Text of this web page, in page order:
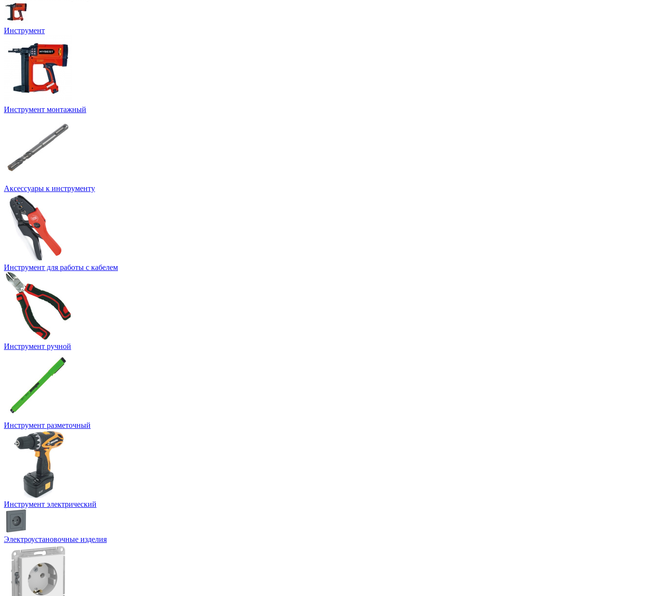
Инструмент
Инструмент монтажный
Аксессуары к инструменту
Инструмент для работы с кабелем
Инструмент ручной
Инструмент разметочный
Инструмент электрический
Электроустановочные изделия